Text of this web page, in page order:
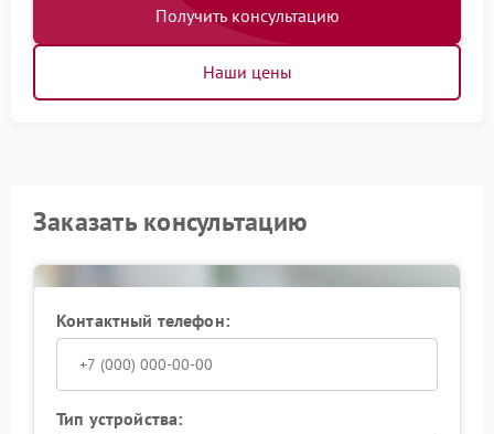
Получить консультацию
Наши цены
Заказать консультацию
Контактный телефон:
Тип устройства: